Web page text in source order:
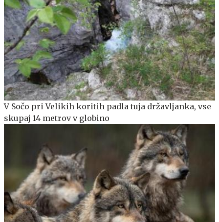
V Sočo pri Velikih koritih padla tuja državljanka, vse
skupaj 14 metrov v globino